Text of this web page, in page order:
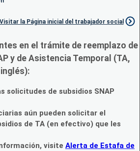
Visitar la Página inicial del trabajador social
en el trámite de reemplazo de
y de Asistencia Temporal (TA,
solicitudes de subsidios SNAP
aún pueden solicitar el
de TA (en efectivo) que les
visite Alerta de Estafa de